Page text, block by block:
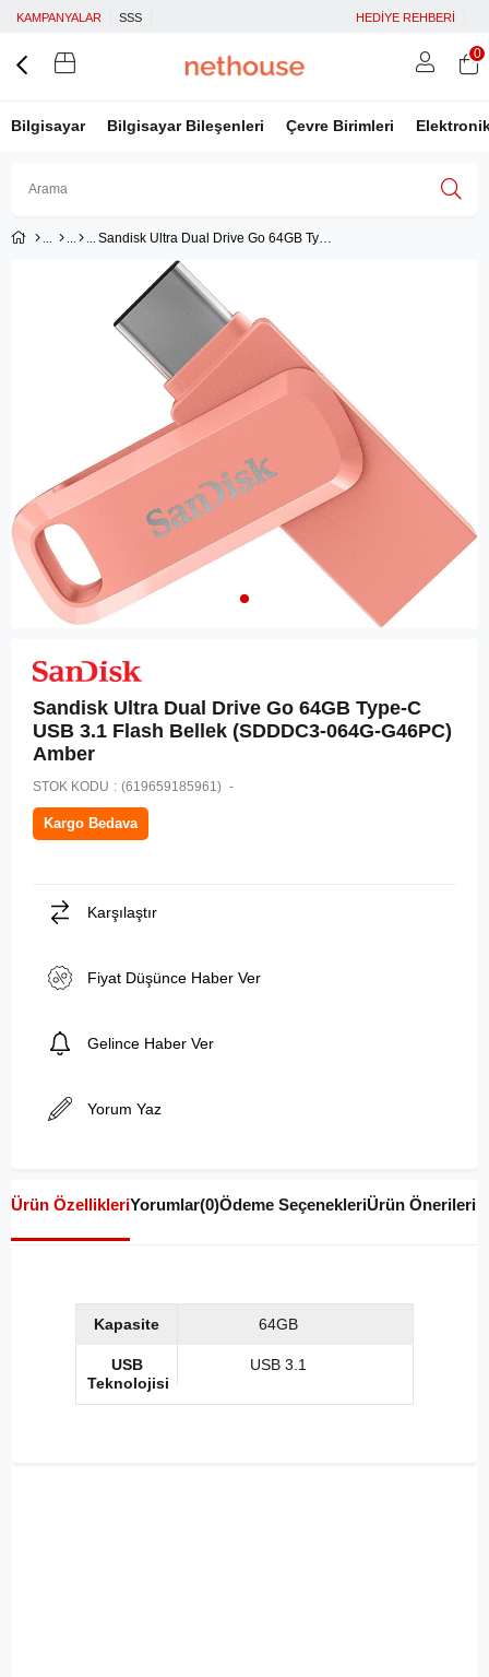
KAMPANYALAR SSS HEDİYE REHBERİ
Bilgisayar Bilgisayar Bileşenleri Çevre Birimleri
Facebook İle Bağlan
0
Sandisk Ultra Dual Drive Go 64GB Type-C USB 3.1 Flash Bellek (SDDDC3-064G-G46PC) Amber
Sandisk Ultra Dual Drive Go 64GB Type-C
USB 3.1 Flash Bellek (SDDDC3-064G-G46PC)
Amber
STOK KODU (619659185961)
Kargo Bedava
Karşılaştır
Fiyat Düşünce Haber Ver
Gelince Haber Ver
Yorum Yaz
Ürün ÖzellikleriYorumlar(0)Ödeme SeçenekleriÜrün Önerileri
Kapasite 64GB
USB
Teknolojisi
USB 3.1